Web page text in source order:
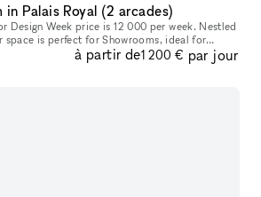
in Palais Royal (2 arcades)
Design Week price is 12 000 per week. Nestled
space is perfect for Showrooms, ideal for
the intersection of design, art, an
à partir de1 200 € par jour